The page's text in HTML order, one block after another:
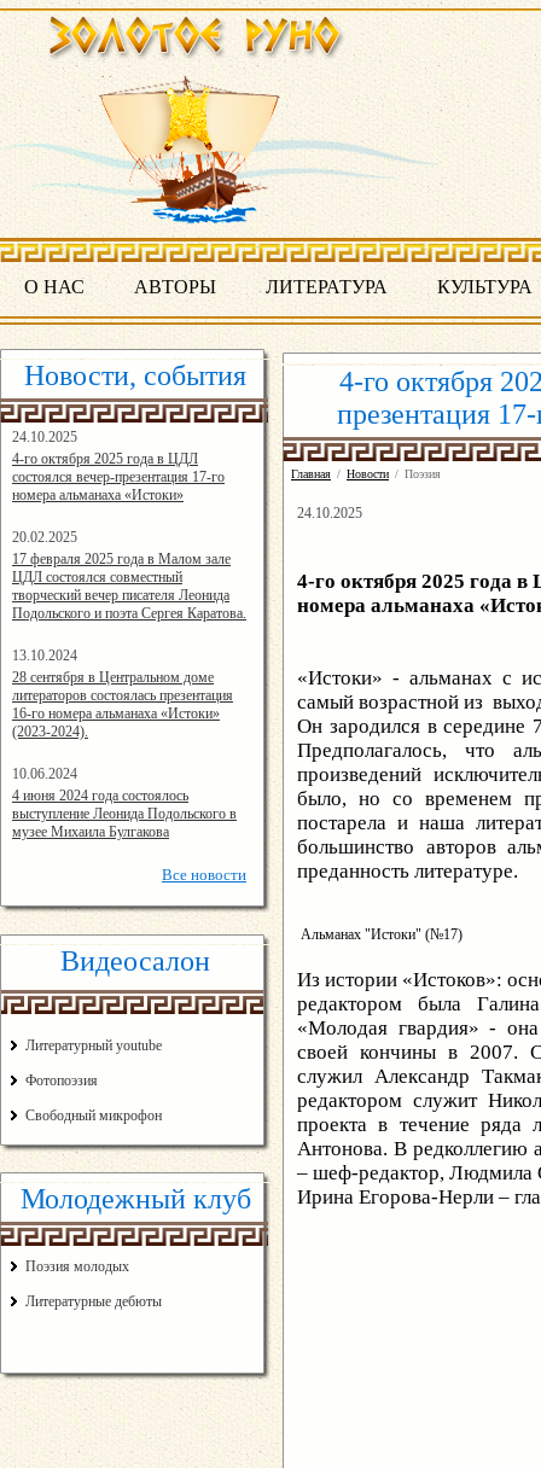
О НАС АВТОРЫ ЛИТЕРАТУРА КУЛЬТУРА
Новости, события
24.10.2025
16:19:07
4-го октября 2025 года в ЦДЛ
состоялся вечер-презентация 17-го
номера альманаха «Истоки»
20.02.2025
14:24:00
17 февраля 2025 года в Малом зале
ЦДЛ состоялся совместный
творческий вечер писателя Леонида
Подольского и поэта Сергея Каратова.
13.10.2024
14:08:11
28 сентября в Центральном доме
литераторов состоялась презентация
16-го номера альманаха «Истоки»
(2023-2024).
10.06.2024
15:02:44
4 июня 2024 года состоялось
выступление Леонида Подольского в
музее Михаила Булгакова
Все новости
Видеосалон
Литературный youtube
Фотопоэзия
Свободный микрофон
Молодежный клуб
Поэзия молодых
Литературные дебюты
4-го октября
презентация
Главная / Новости / Поэзия
24.10.2025
4-го октября 2025 года
номера альманаха
«Истоки» - альманах с
самый возрастной из
Он зародился в середине
Предполагалось, что
произведений
было, но со временем
постарела и наша
большинство авторов
преданность литературе.
Альманах "Истоки" (№17)
Из истории «Истоков»:
редактором была
«Молодая гвардия» -
своей кончины в 2007.
служил Александр
редактором служит
проекта в течение ряда
Антонова. В редколлегию
– шеф-редактор, Людмила
Ирина Егорова-Нерли –